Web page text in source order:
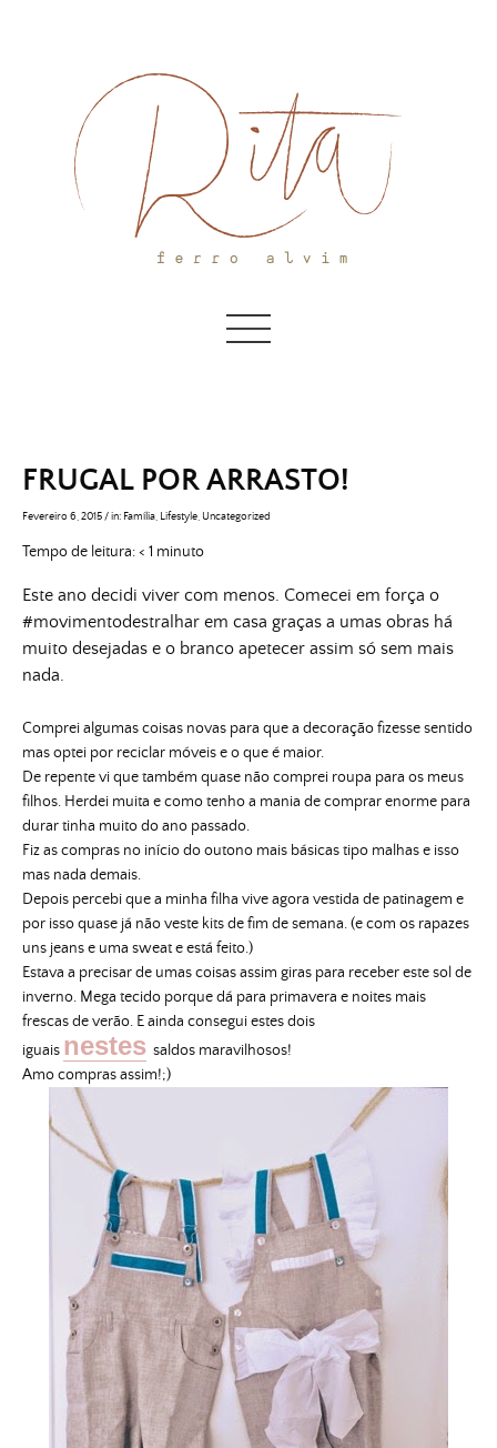
FRUGAL POR ARRASTO!
Fevereiro 6, 2015/in: Família Lifestyle Uncategorized
Tempo de leitura:< 1 minuto
Este ano decidi viver com menos. Comecei em força o
#movimentodestralhar em casa graças a umas obras há
muito desejadas e o branco apetecer assim só sem mais
nada.
Comprei algumas coisas novas para que a decoração fizesse sentido
mas optei por reciclar móveis e o que é maior.
De repente vi que também quase não comprei roupa para os meus
filhos. Herdei muita e como tenho a mania de comprar enorme para
durar tinha muito do ano passado.
Fiz as compras no início do outono mais básicas tipo malhas e isso
mas nada demais.
Depois percebi que a minha filha vive agora vestida de patinagem e
por isso quase já não veste kits de fim de semana. (e com os rapazes
uns jeans e uma sweat e está feito.)
Estava a precisar de umas coisas assim giras para receber este sol de
inverno. Mega tecido porque dá para primavera e noites mais
frescas de verão. E ainda consegui estes dois
iguais nestes saldos maravilhosos!
Amo compras assim!;)